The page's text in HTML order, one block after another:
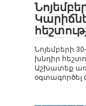
Նոյեմբերի
խնդիր
Աշխատեք
օգտագործել